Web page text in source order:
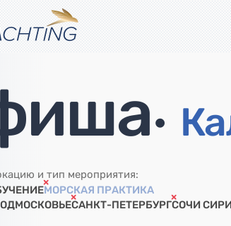
•
и тип мероприятия:
МОРСКАЯ ПРАКТИКА
САНКТ-ПЕТЕРБУРГСОЧИ